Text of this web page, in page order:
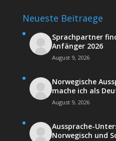
Neueste Beitraege
Sprachpartner
Anfänger 2026
August 9, 2026
Norwegische
mache ich als
August 9, 2026
Aussprache-
Norwegisch und